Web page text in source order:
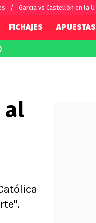
García vs Castellón en la U
Conference League
Ligue 1
FICHAJES APUESTAS
al